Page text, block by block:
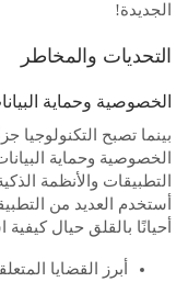
الجديدة!
التحديات والمخاطر
الخصوصية وحماية
بينما تصبح التكنولوجيا
الخصوصية وحماية
التطبيقات والأنظمة
أستخدم العديد من
أحيانًا بالقلق حيال
أبرز القضايا